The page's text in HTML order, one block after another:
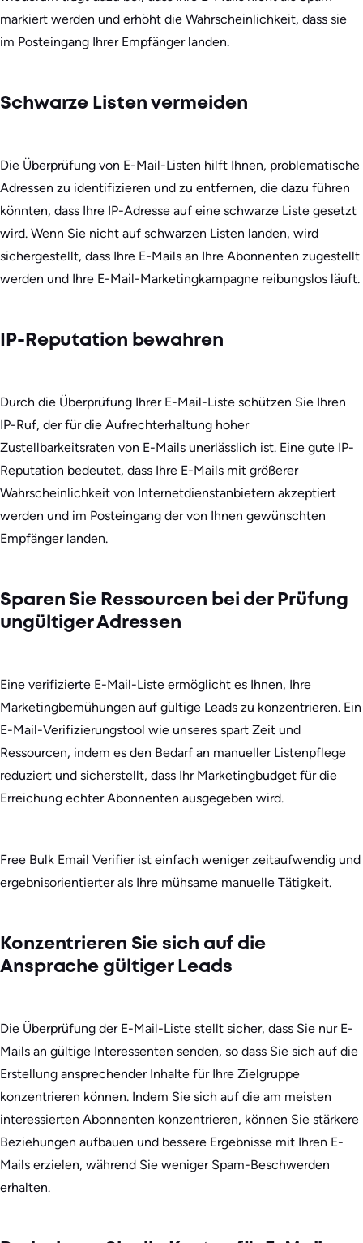
markiert werden und erhöht die Wahrscheinlichkeit, dass sie
im Posteingang Ihrer Empfänger landen.
Schwarze Listen vermeiden
Die Überprüfung von E-Mail-Listen hilft Ihnen, problematische
Adressen zu identifizieren und zu entfernen, die dazu führen
könnten, dass Ihre IP-Adresse auf eine schwarze Liste gesetzt
wird. Wenn Sie nicht auf schwarzen Listen landen, wird
sichergestellt, dass Ihre E-Mails an Ihre Abonnenten zugestellt
werden und Ihre E-Mail-Marketingkampagne reibungslos läuft.
IP-Reputation bewahren
Durch die Überprüfung Ihrer E-Mail-Liste schützen Sie Ihren
IP-Ruf, der für die Aufrechterhaltung hoher
Zustellbarkeitsraten von E-Mails unerlässlich ist. Eine gute IP-
Reputation bedeutet, dass Ihre E-Mails mit größerer
Wahrscheinlichkeit von Internetdienstanbietern akzeptiert
werden und im Posteingang der von Ihnen gewünschten
Empfänger landen.
Sparen Sie Ressourcen bei der Prüfung
ungültiger Adressen
Eine verifizierte E-Mail-Liste ermöglicht es Ihnen, Ihre
Marketingbemühungen auf gültige Leads zu konzentrieren. Ein
E-Mail-Verifizierungstool wie unseres spart Zeit und
Ressourcen, indem es den Bedarf an manueller Listenpflege
reduziert und sicherstellt, dass Ihr Marketingbudget für die
Erreichung echter Abonnenten ausgegeben wird.
Free Bulk Email Verifier ist einfach weniger zeitaufwendig und
ergebnisorientierter als Ihre mühsame manuelle Tätigkeit.
Konzentrieren Sie sich auf die
Ansprache gültiger Leads
Die Überprüfung der E-Mail-Liste stellt sicher, dass Sie nur E-
Mails an gültige Interessenten senden, so dass Sie sich auf die
Erstellung ansprechender Inhalte für Ihre Zielgruppe
konzentrieren können. Indem Sie sich auf die am meisten
interessierten Abonnenten konzentrieren, können Sie stärkere
Beziehungen aufbauen und bessere Ergebnisse mit Ihren E-
Mails erzielen, während Sie weniger Spam-Beschwerden
erhalten.